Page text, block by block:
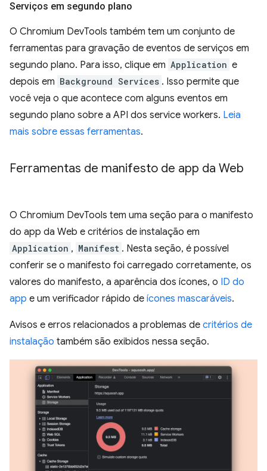
Serviços em segundo plano
O Chromium DevTools também tem um conjunto de
ferramentas para gravação de eventos de serviços em
segundo plano. Para isso, clique em Application e
depois em Background Services . Isso permite que
você veja o que acontece com alguns eventos em
segundo plano sobre a API dos service workers. Leia
mais sobre essas ferramentas.
Ferramentas de manifesto de app da Web
O Chromium DevTools tem uma seção para o manifesto
do app da Web e critérios de instalação em
Application , Manifest . Nesta seção, é possível
conferir se o manifesto foi carregado corretamente, os
valores do manifesto, a aparência dos ícones, o ID do
app e um verificador rápido de ícones mascaráveis.
Avisos e erros relacionados a problemas de critérios de
instalação também são exibidos nessa seção.